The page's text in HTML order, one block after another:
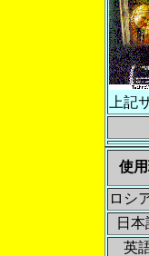
上記
使
ロシ
日本
英